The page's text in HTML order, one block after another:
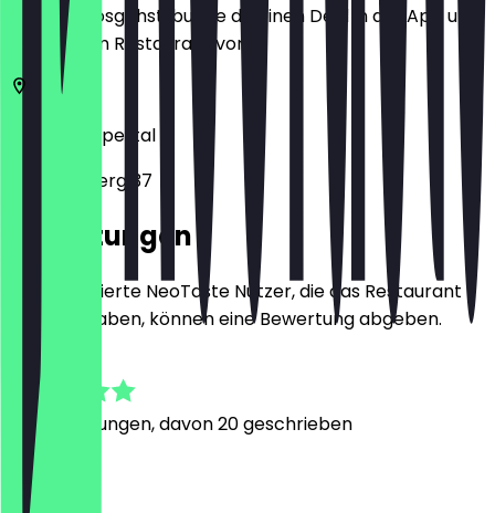
Bevor du losgehst, buche dir einen Deal in der App und
zeige ihn im Restaurant vor.
Wuppertal
Döppersberg 37
Bewertungen
Nur registrierte NeoTaste Nutzer, die das Restaurant
besucht haben, können eine Bewertung abgeben.
Bewertungen, davon 20 geschrieben
Korcan